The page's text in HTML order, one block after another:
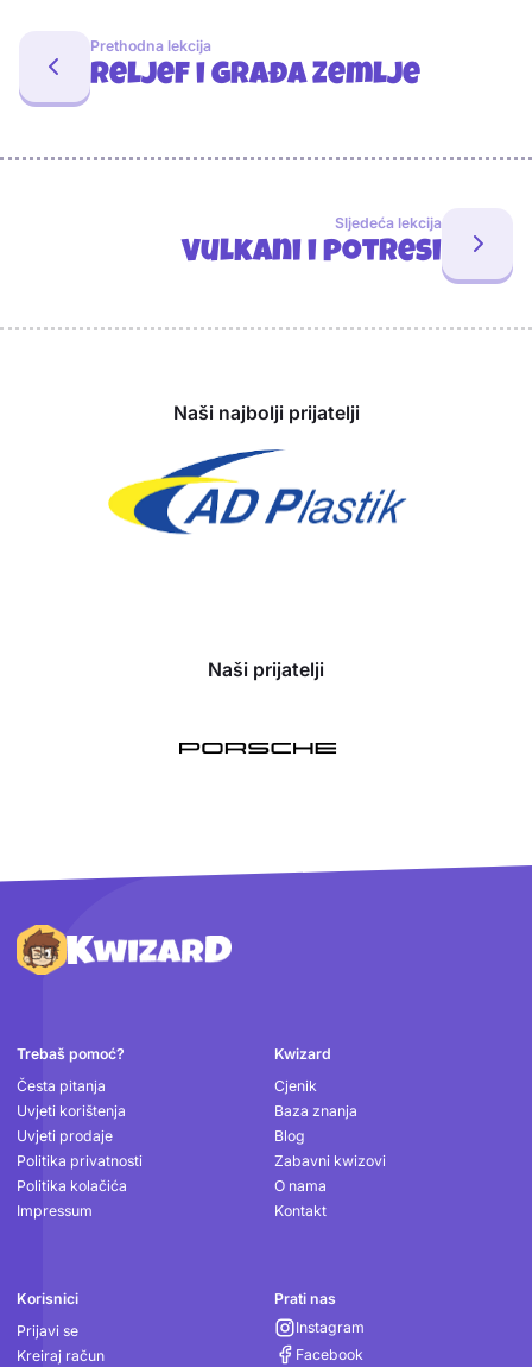
Prethodna lekcija
Reljef i građa Zemlje
Sljedeća lekcija
Vulkani i potresi
Naši najbolji prijatelji
Naši prijatelji
Podnožje
Trebaš pomoć?
Česta pitanja
Uvjeti korištenja
Uvjeti prodaje
Politika privatnosti
Politika kolačića
Impressum
Kwizard
Cjenik
Baza znanja
Blog
Zabavni kwizovi
O nama
Kontakt
Korisnici
Prijavi se
Kreiraj račun
Prati nas
Instagram
Facebook